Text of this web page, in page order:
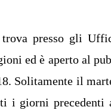
presso gli
ed è aperto al
Solitamente il
i giorni